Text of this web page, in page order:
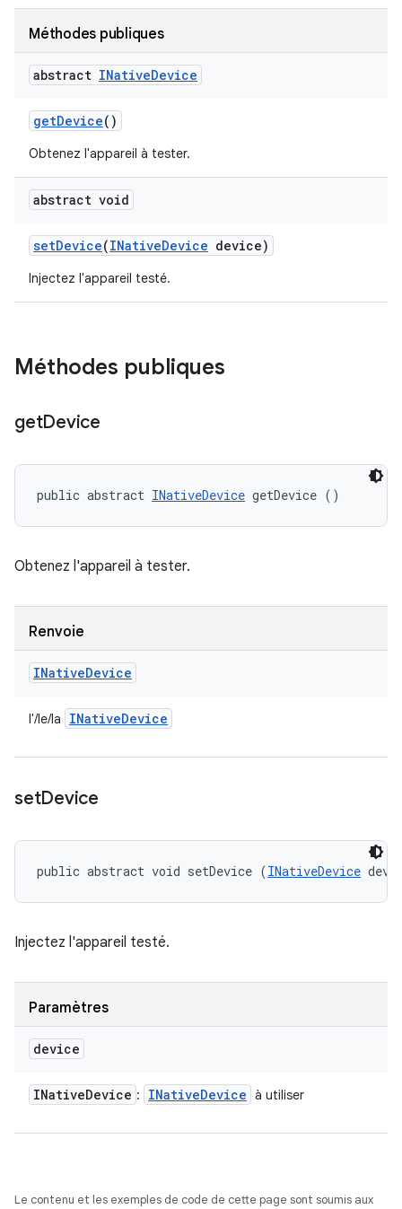
Méthodes publiques
abstract INativeDevice
getDevice()
Obtenez l'appareil à tester.
abstract void
setDevice(INativeDevice device)
Injectez l'appareil testé.
Méthodes publiques
getDevice
public abstract INativeDevice getDevice ()
Obtenez l'appareil à tester.
Renvoie
INativeDevice
l'/le/la INativeDevice
setDevice
public abstract void setDevice (INativeDevice
Injectez l'appareil testé.
Paramètres
device
INativeDevice : INativeDevice à utiliser
Le contenu et les exemples de code de cette page sont soumis aux